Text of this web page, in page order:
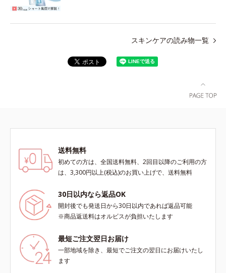
スキンケアの読み物一覧
送料無料
初めての方は、全国送料無料、2回目以降のご利用の方
は、3,300円以上(税込)のお買い上げで、送料無料
30日以内なら返品OK
開封後でも発送日から30日以内であれば返品可能
※商品返送料はオルビスが負担いたします
最短ご注文翌日お届け
一部地域を除き、最短でご注文の翌日にお届けいたし
ます